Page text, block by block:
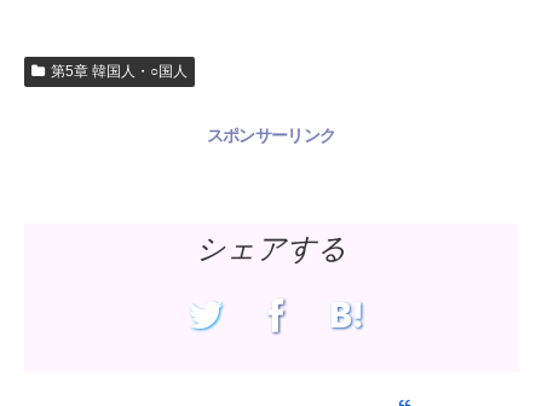
第5章 韓国人・○国人
スポンサーリンク
シェアする